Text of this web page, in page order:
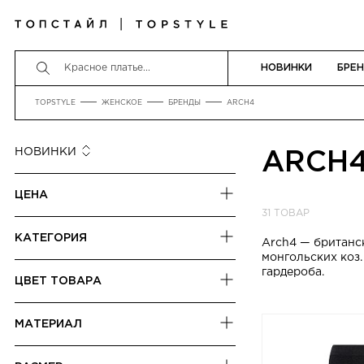
НОВИНКИ
TOPSTYLE ЖЕНСКОЕ БРЕНДЫ ARCH4
НОВИНКИ
ЦЕНА
от
КАТЕГОРИЯ
ЦВЕТ ТОВАРА
МАТЕРИАЛ
31 ТОВАР
Arch4 —
монгольских
гардероба.